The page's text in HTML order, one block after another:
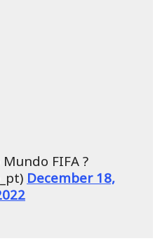
FIFA ?
December 18,